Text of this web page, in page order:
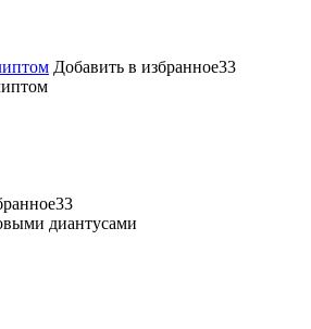
Добавить в избранное33
диантусами